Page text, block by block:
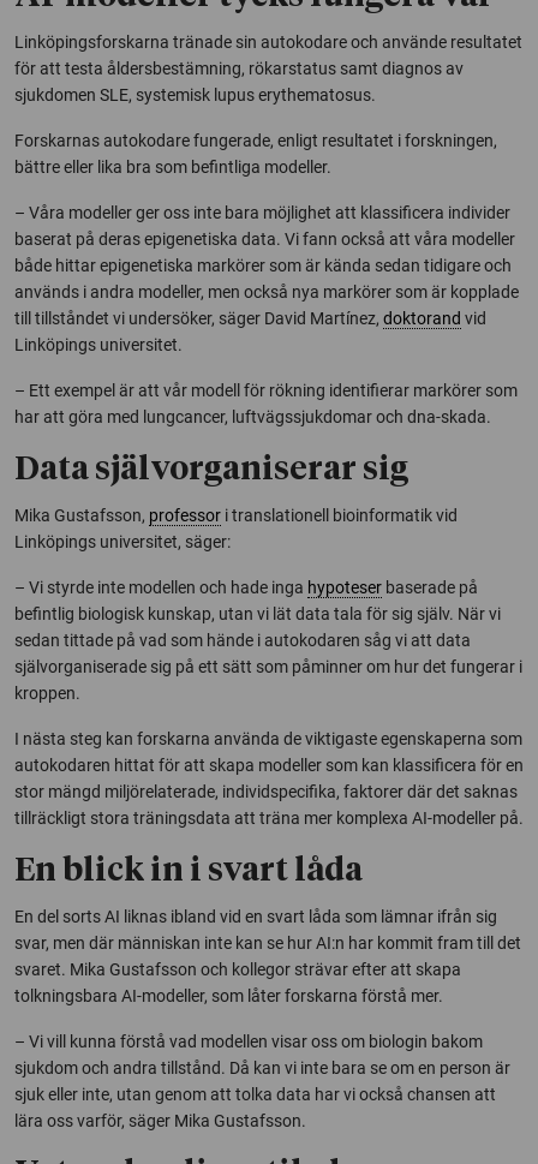
Linköpingsforskarna tränade sin autokodare och använde resultatet
för att testa åldersbestämning, rökarstatus samt diagnos av
sjukdomen SLE, systemisk lupus erythematosus.
Forskarnas autokodare fungerade, enligt resultatet i forskningen,
bättre eller lika bra som befintliga modeller.
– Våra modeller ger oss inte bara möjlighet att klassificera individer
baserat på deras epigenetiska data. Vi fann också att våra modeller
både hittar epigenetiska markörer som är kända sedan tidigare och
används i andra modeller, men också nya markörer som är kopplade
till tillståndet vi undersöker, säger David Martínez, doktorand vid
Linköpings universitet.
– Ett exempel är att vår modell för rökning identifierar markörer som
har att göra med lungcancer, luftvägssjukdomar och dna-skada.
Data självorganiserar sig
Mika Gustafsson, professor i translationell bioinformatik vid
Linköpings universitet, säger:
– Vi styrde inte modellen och hade inga hypoteser baserade på
befintlig biologisk kunskap, utan vi lät data tala för sig själv. När vi
sedan tittade på vad som hände i autokodaren såg vi att data
självorganiserade sig på ett sätt som påminner om hur det fungerar i
kroppen.
I nästa steg kan forskarna använda de viktigaste egenskaperna som
autokodaren hittat för att skapa modeller som kan klassificera för en
stor mängd miljörelaterade, individspecifika, faktorer där det saknas
tillräckligt stora träningsdata att träna mer komplexa AI-modeller på.
En blick in i svart låda
En del sorts AI liknas ibland vid en svart låda som lämnar ifrån sig
svar, men där människan inte kan se hur AI:n har kommit fram till det
svaret. Mika Gustafsson och kollegor strävar efter att skapa
tolkningsbara AI-modeller, som låter forskarna förstå mer.
– Vi vill kunna förstå vad modellen visar oss om biologin bakom
sjukdom och andra tillstånd. Då kan vi inte bara se om en person är
sjuk eller inte, utan genom att tolka data har vi också chansen att
lära oss varför, säger Mika Gustafsson.